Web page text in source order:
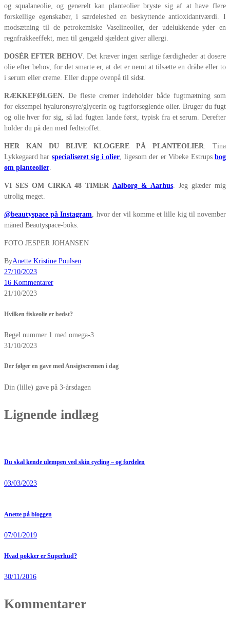
og squalaneolie, og generelt kan planteolier bryste sig af at have flere
forskellige egenskaber, i særdeleshed en beskyttende antioxidantværdi. I
modsætning til de petrokemiske Vaselineolier, der udelukkende yder en
regnfrakkeeffekt, men til gengæld sjældent giver allergi.
DOSÈR EFTER BEHOV. Det kræver ingen særlige færdigheder at dosere
olie efter behov, for det smarte er, at det er nemt at tilsætte en dråbe eller to
i serum eller creme. Eller duppe ovenpå til sidst.
RÆKKEFØLGEN. De fleste cremer indeholder både fugtmætning som
for eksempel hyaluronsyre/glycerin og fugtforseglende olier. Bruger du fugt
og olie hver for sig, så lad fugten lande først, typisk fra et serum. Derefter
holder du på den med fedtstoffet.
HER KAN DU BLIVE KLOGERE PÅ PLANTEOLIER: Tina
Lykkegaard har specialiseret sig i olier, ligesom der er Vibeke Estrupsbog
om planteolier.
VI SES OM CIRKA 48 TIMER Aalborg & Aarhus. Jeg glæder mig
utrolig meget.
@beautyspace på Instagram, hvor der vil komme et lille kig til november
måned Beautyspace-boks.
FOTO JESPER JOHANSEN
ByAnette Kristine Poulsen
27/10/2023
16 Kommentarer
21/10/2023
Hvilken fiskeolie er bedst?
Regel nummer 1 med omega-3
31/10/2023
Der følger en gave med Ansigtscremen i dag
Din (lille) gave på 3-årsdagen
Lignende indlæg
Du skal kende ulempen ved skin cycling – og fordelen
03/03/2023
Anette på bloggen
07/01/2019
Hvad pokker er Superhud?
30/11/2016
Kommentarer